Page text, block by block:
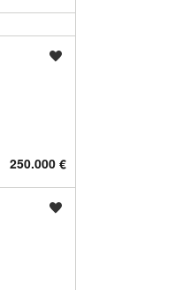
250.000 €